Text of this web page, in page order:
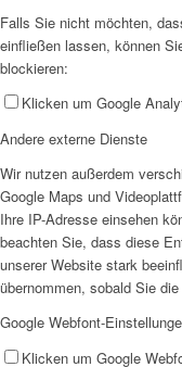
Falls Sie nicht möchten,
einfließen lassen, können
blockieren:
Klicken um Google
Andere externe Dienste
Wir nutzen außerdem
Google Maps und
Ihre IP-Adresse einsehen
beachten Sie, dass diese
unserer Website stark
übernommen, sobald Sie
Google Webfont-
Klicken um Google